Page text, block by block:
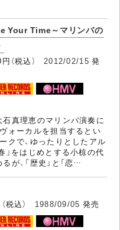
Your Time～マリンバの
（税込） 2012/02/15 発
真理恵のマリンバ演奏に
ォーカルを担当するとい
クで、ゆったりとしたアル
」をはじめとする小椋の代
が、「歴史」と「恋…
税込） 1988/09/05 発売